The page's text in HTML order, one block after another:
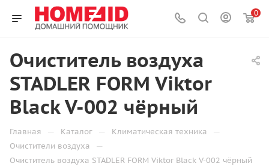
0
Очиститель воздуха
STADLER FORM Viktor
Black V-002 чёрный
Главная — Каталог — Климатическая техника —
Очистители воздуха —
Очиститель воздуха STADLER FORM Viktor Black V-002 чёрный